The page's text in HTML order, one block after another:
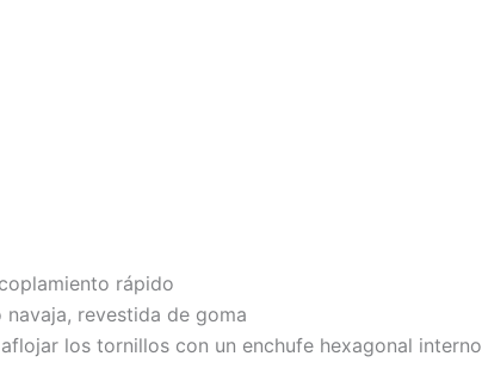
rápido
revestida de goma
los tornillos con un enchufe hexagonal interno